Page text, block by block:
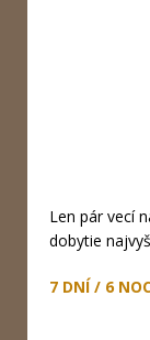
Len pár vecí
dobytie
7 DNÍ / 6